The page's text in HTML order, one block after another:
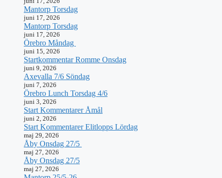
Mantorp Torsdag
juni 17, 2026
Mantorp Torsdag
juni 17, 2026
Örebro Måndag
juni 15, 2026
Startkommentar Romme Onsdag
juni 9, 2026
Axevalla 7/6 Söndag
juni 7, 2026
Örebro Lunch Torsdag 4/6
juni 3, 2026
Start Kommentarer Åmål
juni 2, 2026
Start Kommentarer Elitlopps Lördag
maj 29, 2026
Åby Onsdag 27/5
maj 27, 2026
Åby Onsdag 27/5
maj 27, 2026